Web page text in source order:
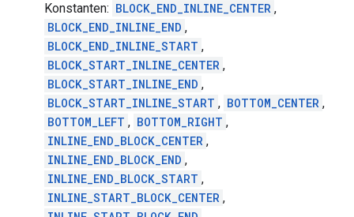
Konstanten: BLOCK_END_INLINE_CENTER ,
BLOCK_END_INLINE_END ,
BLOCK_END_INLINE_START ,
BLOCK_START_INLINE_CENTER ,
BLOCK_START_INLINE_END ,
BLOCK_START_INLINE_START , BOTTOM_CENTER ,
BOTTOM_LEFT , BOTTOM_RIGHT ,
INLINE_END_BLOCK_CENTER ,
INLINE_END_BLOCK_END ,
INLINE_END_BLOCK_START ,
INLINE_START_BLOCK_CENTER ,